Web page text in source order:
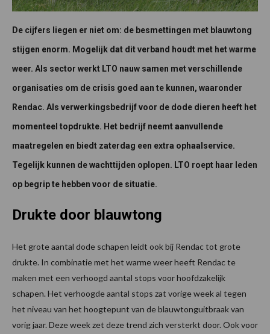
De cijfers liegen er niet om: de besmettingen met blauwtong
stijgen enorm. Mogelijk dat dit verband houdt met het warme
weer. Als sector werkt LTO nauw samen met verschillende
organisaties om de crisis goed aan te kunnen, waaronder
Rendac. Als verwerkingsbedrijf voor de dode dieren heeft het
momenteel topdrukte. Het bedrijf neemt aanvullende
maatregelen en biedt zaterdag een extra ophaalservice.
Tegelijk kunnen de wachttijden oplopen. LTO roept haar leden
op begrip te hebben voor de situatie.
Drukte door blauwtong
Het grote aantal dode schapen leidt ook bij Rendac tot grote
drukte. In combinatie met het warme weer heeft Rendac te
maken met een verhoogd aantal stops voor hoofdzakelijk
schapen. Het verhoogde aantal stops zat vorige week al tegen
het niveau van het hoogtepunt van de blauwtonguitbraak van
vorig jaar. Deze week zet deze trend zich versterkt door. Ook voor